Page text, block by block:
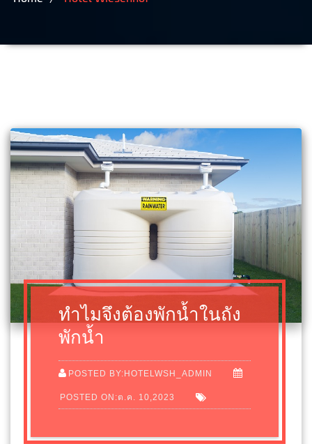
ทำไมจึงต้องพักน้ำในถัง
พักน้ำ
POSTED BY:HOTELWSH_ADMIN
POSTED ON:ต.ค. 10,2023